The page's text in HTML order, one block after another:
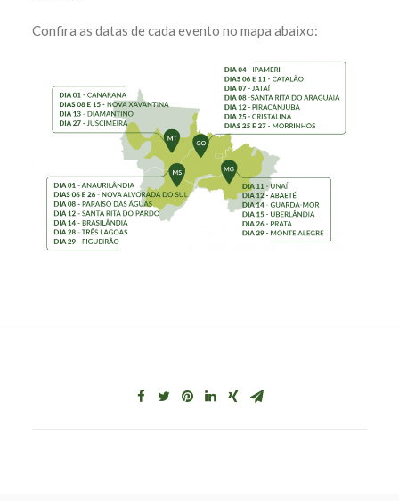
Confira as datas de cada evento no mapa abaixo: